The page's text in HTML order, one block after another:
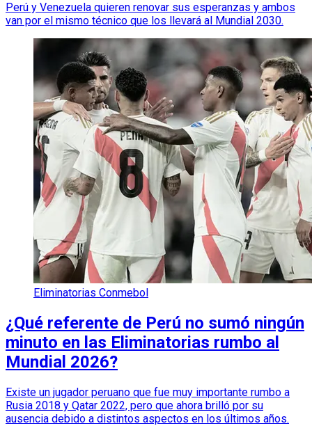
Perú y Venezuela quieren renovar sus esperanzas y ambos
van por el mismo técnico que los llevará al Mundial 2030.
Eliminatorias Conmebol
¿Qué referente de Perú no sumó ningún
minuto en las Eliminatorias rumbo al
Mundial 2026?
Existe un jugador peruano que fue muy importante rumbo a
Rusia 2018 y Qatar 2022, pero que ahora brilló por su
ausencia debido a distintos aspectos en los últimos años.